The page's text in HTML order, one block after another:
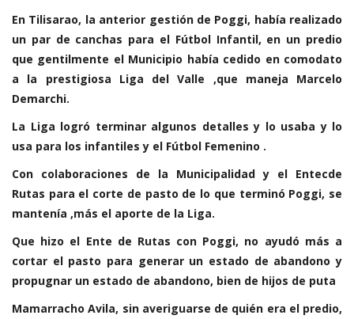
En Tilisarao, la anterior gestión de Poggi, había realizado
un par de canchas para el Fútbol Infantil, en un predio
que gentilmente el Municipio había cedido en comodato
a la prestigiosa Liga del Valle ,que maneja Marcelo
Demarchi.
La Liga logró terminar algunos detalles y lo usaba y lo
usa para los infantiles y el Fútbol Femenino .
Con colaboraciones de la Municipalidad y el Entecde
Rutas para el corte de pasto de lo que terminó Poggi, se
mantenía ,más el aporte de la Liga.
Que hizo el Ente de Rutas con Poggi, no ayudó más a
cortar el pasto para generar un estado de abandono y
propugnar un estado de abandono, bien de hijos de puta
Mamarracho Avila, sin averiguarse de quién era el predio,